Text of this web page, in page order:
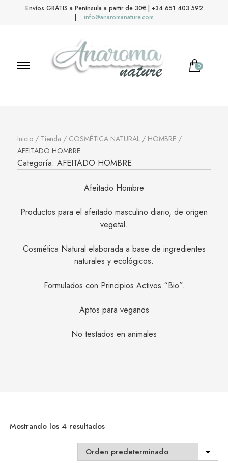
Envíos GRATIS a Península a partir de 30€ | +34 651 403 592
|
info@anaromanature.com
0
Inicio / Tienda / COSMÉTICA NATURAL / HOMBRE /
AFEITADO HOMBRE
Categoría: AFEITADO HOMBRE
Afeitado Hombre
Productos para el afeitado masculino diario, de origen
vegetal.
Cosmética Natural elaborada a base de ingredientes
naturales y ecológicos.
Formulados con Principios Activos “Bio”.
Aptos para veganos
No testados en animales
Mostrando los 4 resultados